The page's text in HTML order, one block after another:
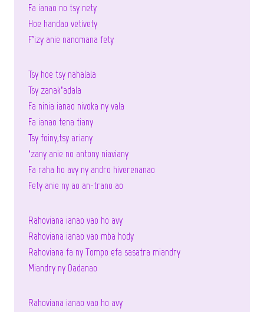
Fa ianao no tsy nety
Hoe handao vetivety
F’izy anie nanomana fety
Tsy hoe tsy nahalala
Tsy zanak’adala
Fa ninia ianao nivoka ny vala
Fa ianao tena tiany
Tsy foiny,tsy ariany
‘zany anie no antony niaviany
Fa raha ho avy ny andro hiverenanao
Fety anie ny ao an-trano ao
Rahoviana ianao vao ho avy
Rahoviana ianao vao mba hody
Rahoviana fa ny Tompo efa sasatra miandry
Miandry ny Dadanao
Rahoviana ianao vao ho avy